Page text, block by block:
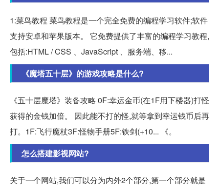
1:菜鸟教程 菜鸟教程是一个完全免费的编程学习软件;软件
支持安卓和苹果版本。 它免费提供了丰富的编程学习教程,
包括:HTML / CSS 、JavaScript 、服务端、移...
《魔塔五十层》的游戏攻略是什么?
《五十层魔塔》装备攻略 0F:幸运金币(在1F用下楼器)打怪
获得的金钱加倍。 因此能不打的怪,就等拿到幸运钱币后再
打。1F:飞行魔杖3F:怪物手册5F:铁剑(+10... 《。
怎么搭建影视网站?
关于一个网站,我们可以分为内外2个部分,第一个部分就是